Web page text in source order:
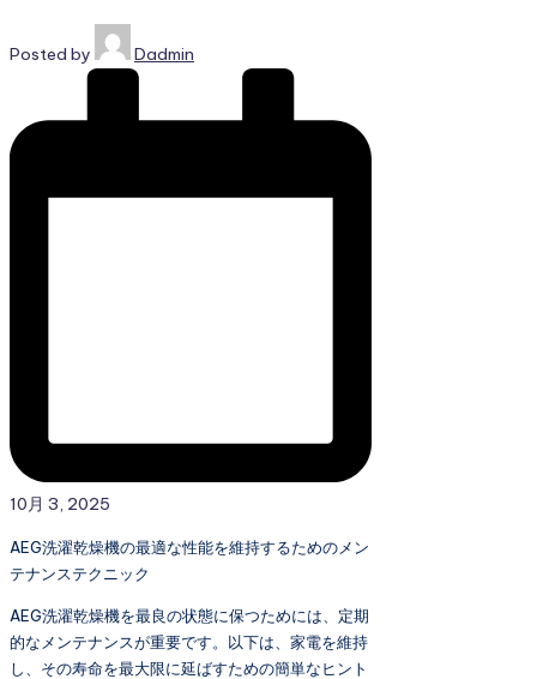
Posted by Dadmin
10月 3, 2025
AEG洗濯乾燥機の最適な性能を維持するためのメン
テナンステクニック
AEG洗濯乾燥機を最良の状態に保つためには、定期
的なメンテナンスが重要です。以下は、家電を維持
し、その寿命を最大限に延ばすための簡単なヒント